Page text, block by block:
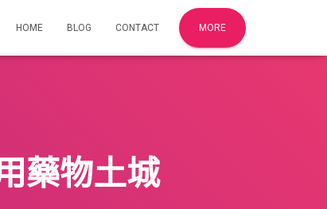
HOME BLOG CONTACT MORE
藥物土城